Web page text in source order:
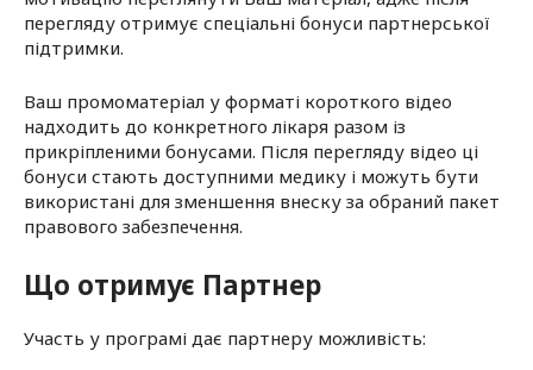
перегляду отримує спеціальні бонуси партнерської
підтримки.
Ваш промоматеріал у форматі короткого відео
надходить до конкретного лікаря разом із
прикріпленими бонусами. Після перегляду відео ці
бонуси стають доступними медику і можуть бути
використані для зменшення внеску за обраний пакет
правового забезпечення.
Що отримує Партнер
Участь у програмі дає партнеру можливість: